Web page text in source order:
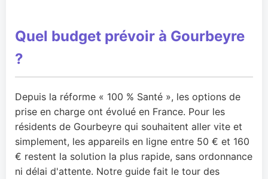
Quel budget prévoir à Gourbeyre
?
Depuis la réforme « 100 % Santé », les options de
prise en charge ont évolué en France. Pour les
résidents de Gourbeyre qui souhaitent aller vite et
simplement, les appareils en ligne entre 50 € et 160
€ restent la solution la plus rapide, sans ordonnance
ni délai d'attente. Notre guide fait le tour des